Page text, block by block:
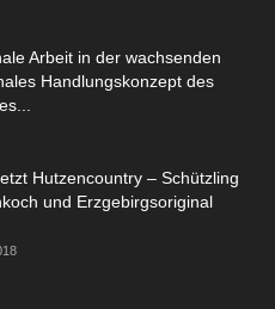
Arbeit in der wachsenden
Handlungskonzept des
Hutzencountry – Schützling
und Erzgebirgsoriginal